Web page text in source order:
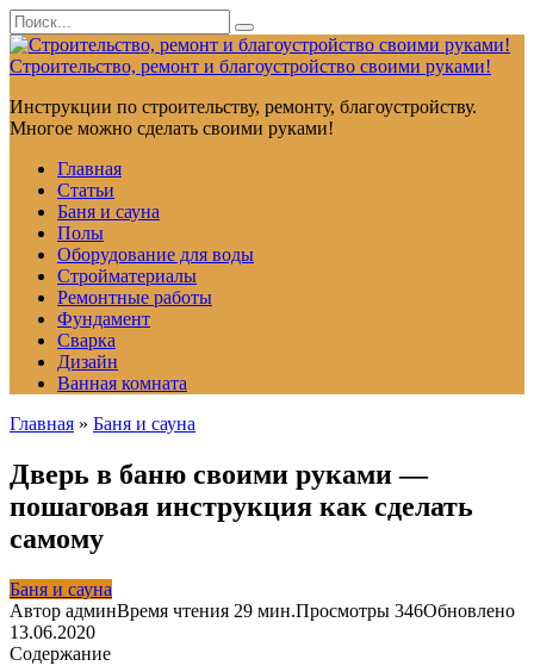
Перейти
к
контенту
Search
for:
Строительство, ремонт и благоустройство своими руками!
Инструкции по строительству, ремонту, благоустройству.
Многое можно сделать своими руками!
Главная
Статьи
Баня и сауна
Полы
Оборудование для воды
Стройматериалы
Ремонтные работы
Фундамент
Сварка
Дизайн
Ванная комната
Главная » Баня и сауна
Дверь в баню своими руками —
пошаговая инструкция как сделать
самому
Баня и сауна
Автор админВремя чтения 29 мин.Просмотры 346Обновлено
13.06.2020
Содержание